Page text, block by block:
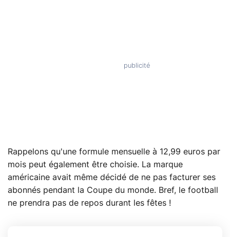
Rappelons qu'une formule mensuelle à 12,99 euros par
mois peut également être choisie. La marque
américaine avait même décidé de ne pas facturer ses
abonnés pendant la Coupe du monde. Bref, le football
ne prendra pas de repos durant les fêtes !